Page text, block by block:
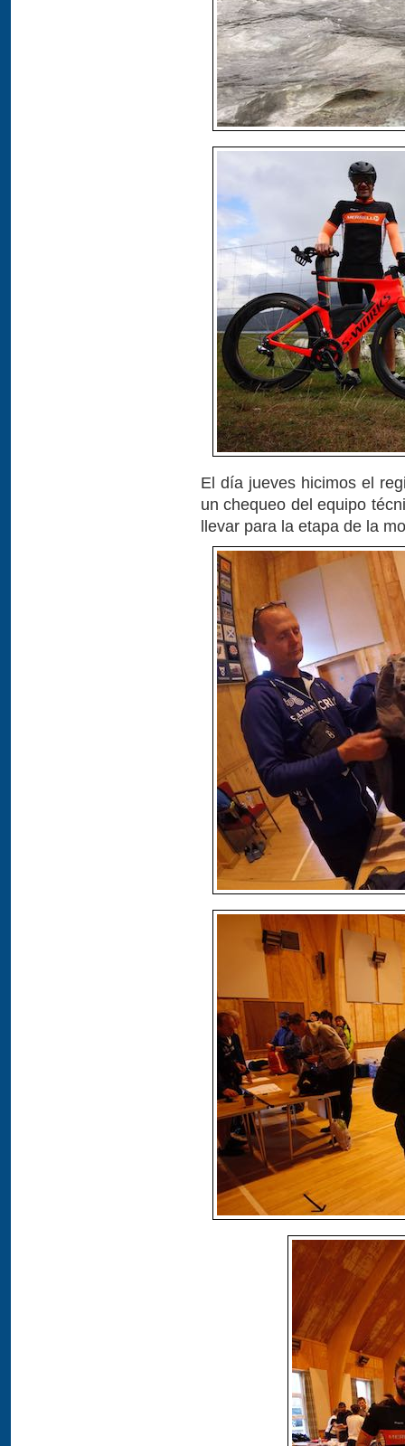
El día jueves hicimos el
un chequeo del equipo
llevar para la etapa de la